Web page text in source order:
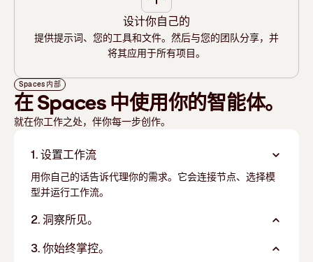
设计你自己的
提供提示词、您的工具和文件。然后与您的团队分享，并
将其应用于所有项目。
Spaces 内部
在 Spaces 中使用你的智能体。
就在你工作之处，伴你每一步创作。
1. 设置工作流
用你自己的话告诉代理你的需求。它会连接节点、选择模
型并运行工作流。
2. 洞察所见。
3. 你始终掌控。